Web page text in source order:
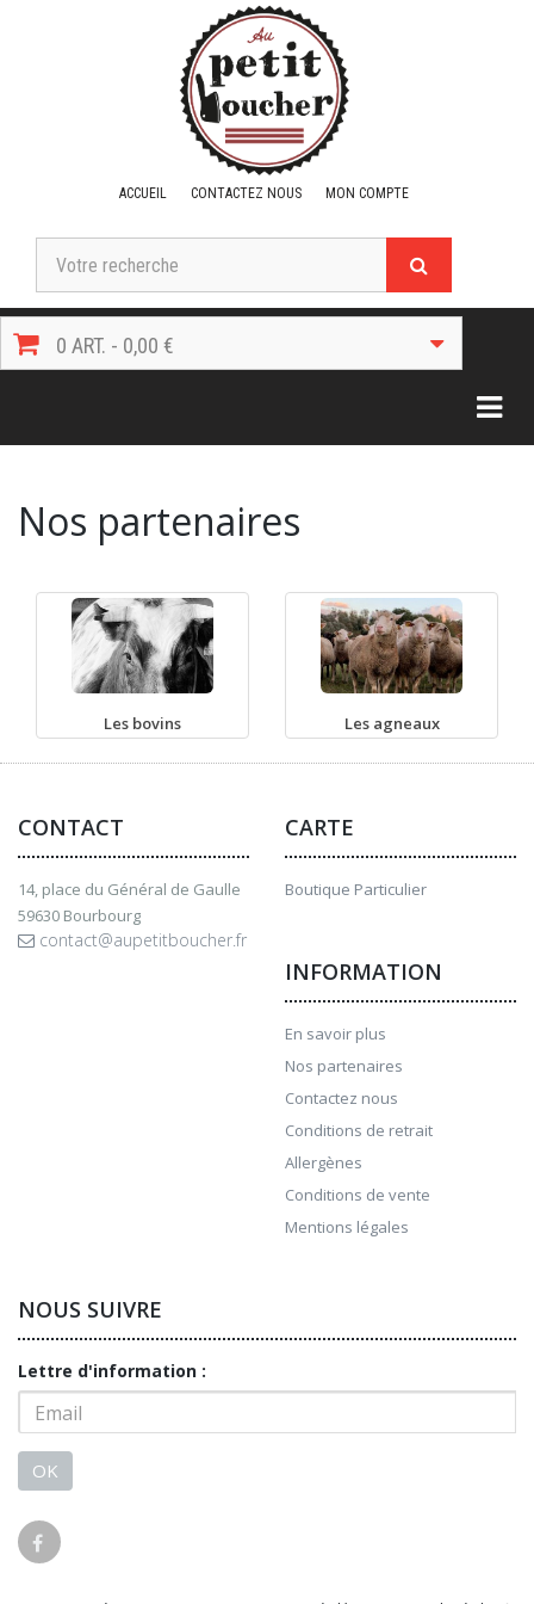
ACCUEIL CONTACTEZ NOUS MON COMPTE
0 ART. - 0,00 €
Nos partenaires
Les bovins Les agneaux
CONTACT
14, place du Général de Gaulle
59630 Bourbourg
contact@aupetitboucher.fr
CARTE
Boutique Particulier
INFORMATION
En savoir plus
Nos partenaires
Contactez nous
Conditions de retrait
Allergènes
Conditions de vente
Mentions légales
NOUS SUIVRE
Lettre d'information :
OK